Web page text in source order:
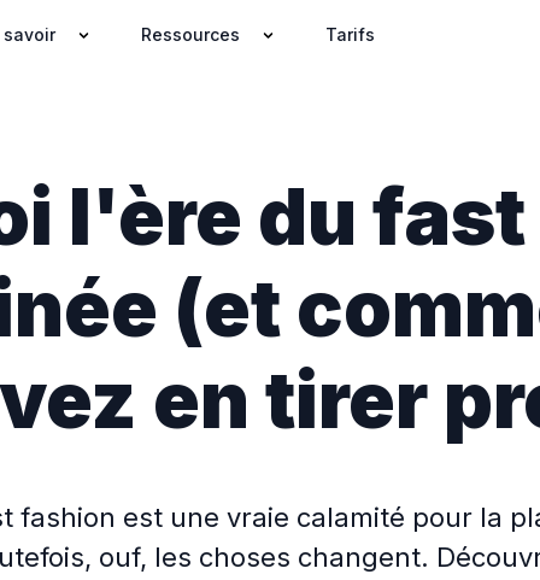
Ressources Tarifs
l'ère du
(et
en tirer
fashion est une vraie calamité pour la
ouf, les choses changent.